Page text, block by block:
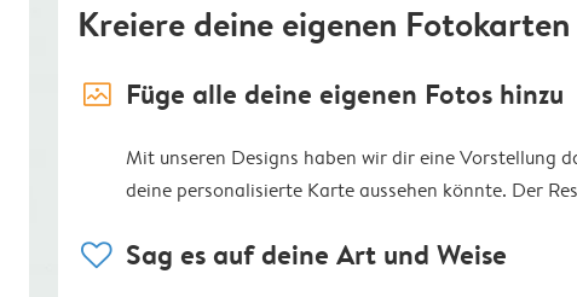
Kreiere deine eigenen Fotokarten
image_placeholder Füge alle deine eigenen Fotos hinzu
Mit unseren Designs haben wir dir eine Vorstellung
deine personalisierte Karte aussehen könnte. Der
heart Sag es auf deine Art und Weise